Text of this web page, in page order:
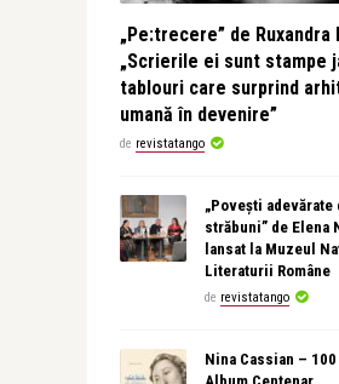
„Pe:trecere” de Ruxandra
„Scrierile ei sunt stampe
tablouri care surprind
umană în devenire”
de revistatango
„Povești adevărate
străbuni” de Elena
lansat la Muzeul
Literaturii Române
de revistatango
Nina Cassian –